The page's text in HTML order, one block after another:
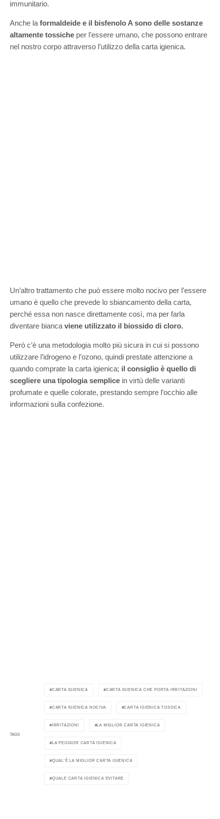
immunitario.
Anche la formaldeide e il bisfenolo A sono delle sostanze
altamente tossiche per l’essere umano, che possono entrare
nel nostro corpo attraverso l’utilizzo della carta igienica.
Un’altro trattamento che può essere molto nocivo per l’essere
umano è quello che prevede lo sbiancamento della carta,
perché essa non nasce direttamente così, ma per farla
diventare bianca viene utilizzato il biossido di cloro.
Però c’è una metodologia molto più sicura in cui si possono
utilizzare l’idrogeno e l’ozono, quindi prestate attenzione a
quando comprate la carta igienica; il consiglio è quello di
scegliere una tipologia semplice in virtù delle varianti
profumate e quelle colorate, prestando sempre l’occhio alle
informazioni sulla confezione.
TAGS
CARTA IGIENICA CARTA IGIENICA CHE PORTA IRRITAZIONI
CARTA IGIENICA NOCIVA CARTA IGIENICA TOSSICA
IRRITAZIONI LA MIGLIOR CARTA IGIENICA
LA PEGGIOR CARTA IGIENICA
QUAL'È LA MIGLIOR CARTA IGIENICA
QUALE CARTA IGIENICA EVITARE